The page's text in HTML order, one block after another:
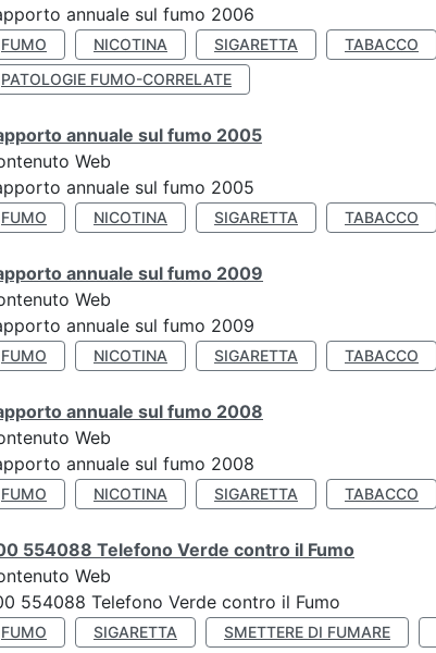
annuale sul fumo 2006
FUMO NICOTINA SIGARETTA TABACCO
PATOLOGIE FUMO-CORRELATE
annuale sul fumo 2005
Web
annuale sul fumo 2005
FUMO NICOTINA SIGARETTA TABACCO
annuale sul fumo 2009
Web
annuale sul fumo 2009
FUMO NICOTINA SIGARETTA TABACCO
annuale sul fumo 2008
Web
annuale sul fumo 2008
FUMO NICOTINA SIGARETTA TABACCO
554088 Telefono Verde contro il Fumo
Web
554088 Telefono Verde contro il Fumo
FUMO SIGARETTA SMETTERE DI FUMARE